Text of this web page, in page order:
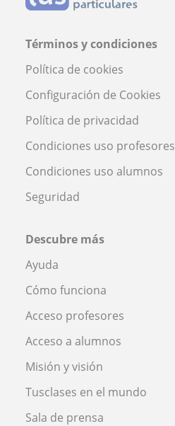
Términos y condiciones
Política de cookies
Configuración de Cookies
Política de privacidad
Condiciones uso profesores
Condiciones uso alumnos
Seguridad
Descubre más
Ayuda
Cómo funciona
Acceso profesores
Acceso a alumnos
Misión y visión
Tusclases en el mundo
Sala de prensa